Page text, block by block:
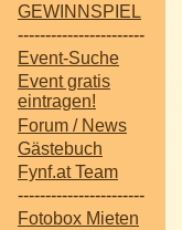
GEWINNSPIEL
-----------------------
Event-Suche
Event gratis
eintragen!
Forum / News
Gästebuch
Fynf.at Team
-----------------------
Fotobox Mieten